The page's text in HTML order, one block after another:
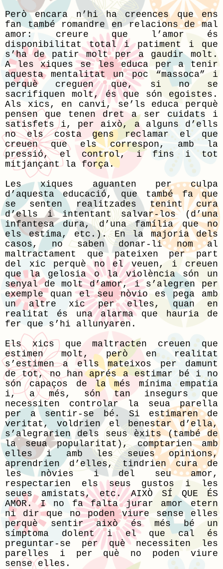
Però encara n’hi ha creences que ens
fan també romandre en relacions de mal
amor: creure que l’amor és
disponibilitat total i patiment i que
s’ha de patir molt per a gaudir molt.
A les xiques se les educa per a tenir
aquesta mentalitat un poc “massoca” i
perquè creguen que, si no se
sacrifiquen molt, és que són egoistes.
Als xics, en canvi, se’ls educa perquè
pensen que tenen dret a ser cuidats i
satisfets i, per això, a alguns d’ells
no els costa gens reclamar el que
creuen que els correspon, amb la
pressió, el control, i fins i tot
mitjançant la força.
Les xiques aguanten per culpa
d’aquesta educació, que també fa que
se senten realitzades tenint cura
d’ells i intentant salvar-los (d’una
infantesa dura, d’una família que no
els estima, etc.). En la majoria dels
casos, no saben donar-li nom al
maltractament que pateixen per part
del xic perquè no el veuen, i creuen
que la gelosia o la violència són un
senyal de molt d’amor, i s’alegren per
exemple quan el seu nòvio es pega amb
un altre xic per elles, quan en
realitat és una alarma que hauria de
fer que s’hi allunyaren.
Els xics que maltracten creuen que
estimen molt, però en realitat
s’estimen a ells mateixos per damunt
de tot, no han aprés a estimar bé i no
són capaços de la més mínima empatia
i, a més, són tan insegurs que
necessiten controlar la seua parella
per a sentir-se bé. Si estimaren de
veritat, voldrien el benestar d’ella,
s’alegrarien dels seus èxits (també de
la seua popularitat), comptarien amb
elles i amb les seues opinions,
aprendrien d’elles, tindrien cura de
les nòvies i del seu amor,
respectarien els seus gustos i les
seues amistats, etc. AIXÒ SÍ QUE ÉS
AMOR. I no fa falta jurar amor etern
ni dir que no poden viure sense elles
perquè sentir això és més bé un
símptoma dolent i el que cal és
preguntar-se per què necessiten les
parelles i per què no poden viure
sense elles.